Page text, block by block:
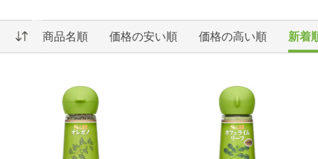
商品名順 価格の安い順 価格の高い順 新着